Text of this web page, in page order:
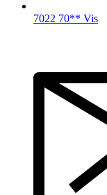
7022 70** Vis